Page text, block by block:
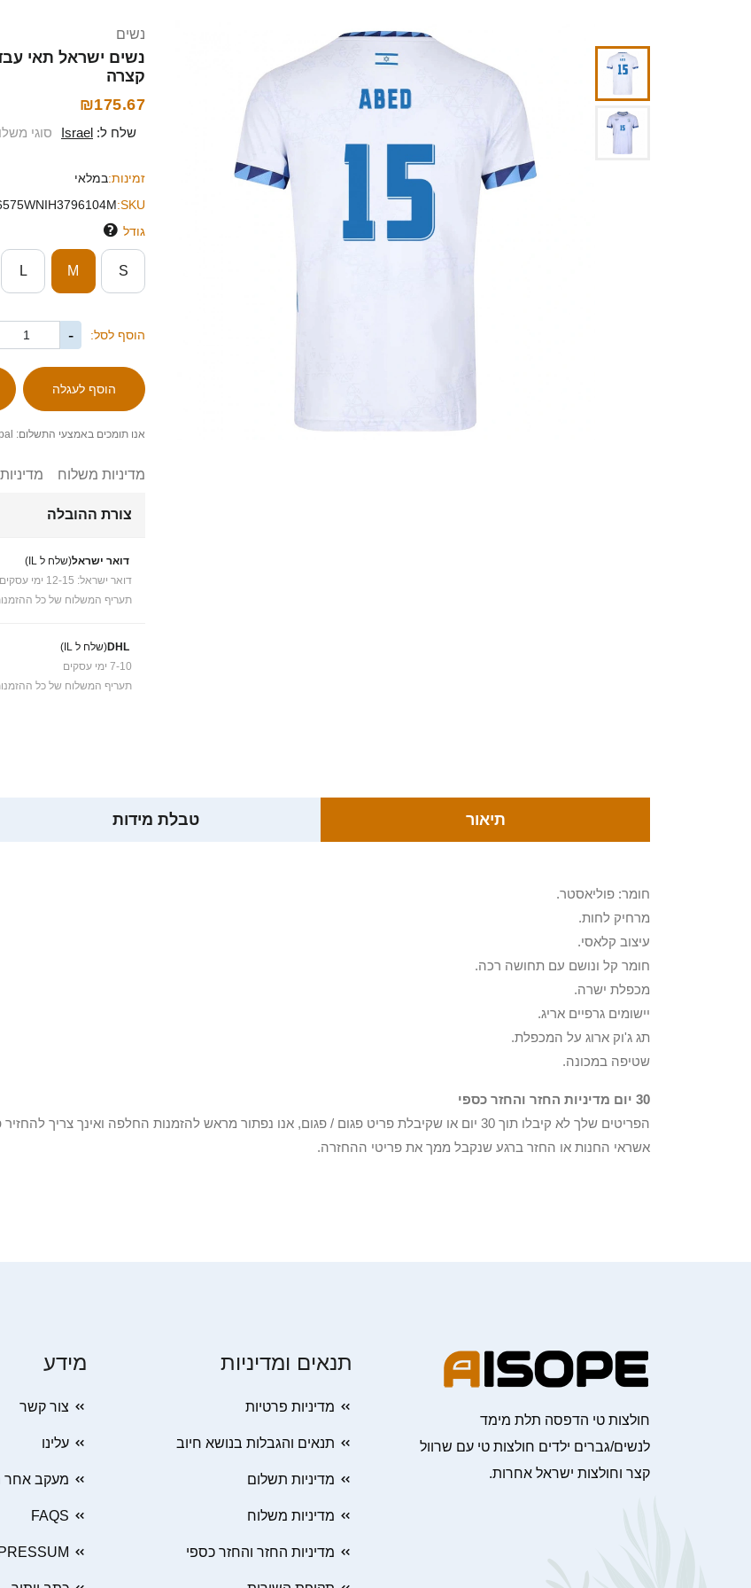
נשים
קצרה
₪175.67
שלח ל: Israel סוגי
זמינות:במלאי
SKU:
גודל
S
M
L
הוסף לסל: -
אנו תומכים באמצעי התשלום: Paypal
מדיניות משלוח
צורת ההובלה
דואר ישראל(שלח ל IL)
דואר ישראל: 12-15 ימי עסקים
תעריף המשלוח של כל
DHL(שלח ל IL)
7-10 ימי עסקים
תעריף המשלוח של כל ההזמנות הוא
תיאור טבלת מידות
חומר: פוליאסטר.
מרחיק לחות.
עיצוב קלאסי.
חומר קל ונושם עם תחושה רכה.
מכפלת ישרה.
יישומים גרפיים אריג.
תג ג'וק ארוג על המכפלת.
שטיפה במכונה.
30 יום מדיניות החזר והחזר כספי
הפריטים שלך לא קיבלו תוך 30 יום או שקיבלת פריט פגום / פגום, אנו נפתור מראש להזמנות החלפה
אשראי החנות או החזר ברגע שנקבל ממך את פריטי ההחזרה.
חולצות טי הדפסה תלת מימד
לנשים/גברים ילדים חולצות טי עם שרוול
קצר וחולצות ישראל אחרות.
תנאים ומדיניות
מדיניות פרטיות
תנאים והגבלות בנושא חיוב
מדיניות תשלום
מדיניות משלוח
מדיניות החזר והחזר כספי
מידע
צור קשר
עלינו
מעקב אחר
FAQS